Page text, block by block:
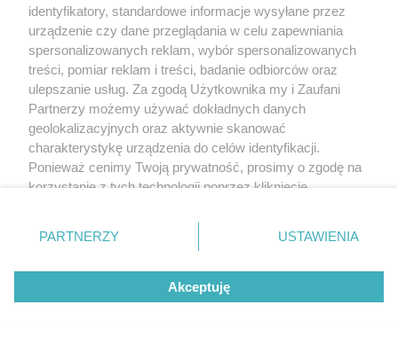
identyfikatory, standardowe informacje wysyłane przez
urządzenie czy dane przeglądania w celu zapewniania
spersonalizowanych reklam, wybór spersonalizowanych
treści, pomiar reklam i treści, badanie odbiorców oraz
ulepszanie usług. Za zgodą Użytkownika my i Zaufani
Partnerzy możemy używać dokładnych danych
geolokalizacyjnych oraz aktywnie skanować
charakterystykę urządzenia do celów identyfikacji.
Ponieważ cenimy Twoją prywatność, prosimy o zgodę na
korzystanie z tych technologii poprzez kliknięcie
zmienić/wycofać klikając przycisk ustawień prywatności
znajdujący się w lewym dolnym rogu strony
rodzaje przetwarzania danych nie wymagają zgody
użytkownika, ale masz prawo sprzeciwić się takiemu
przetwarzaniu. Preferencje będą miały zastosowanie tylko
PARTNERZY USTAWIENIA
Akceptuję